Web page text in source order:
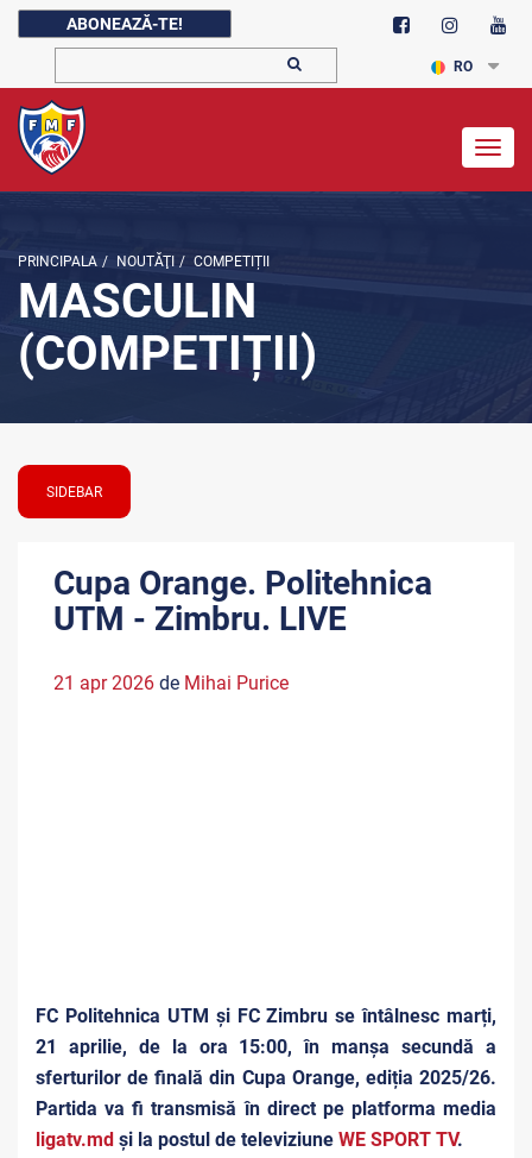
ABONEAZĂ-TE!
RO
PRINCIPALA / NOUTĂŢI / COMPETIȚII
MASCULIN
(COMPETIȚII)
SIDEBAR
Cupa Orange. Politehnica
UTM - Zimbru. LIVE
21 apr 2026 de Mihai Purice
FC Politehnica UTM și FC Zimbru se întâlnesc marți,
21 aprilie, de la ora 15:00, în manșa secundă a
sferturilor de finală din Cupa Orange, ediția 2025/26.
Partida va fi transmisă în direct pe platforma media
ligatv.md și la postul de televiziune WE SPORT TV.